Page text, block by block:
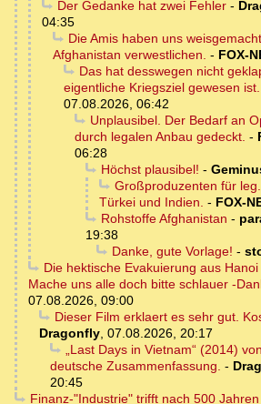
Der Gedanke hat zwei Fehler-
04:35
Die Amis haben uns
Afghanistan verwestlichen. - FOX-
Das hat desswegen nicht
eigentliche Kriegsziel gewesen ist.
07.08.2026, 06:42
Unplausibel. Der Bedarf an
durch legalen Anbau gedeckt. -
06:28
Höchst plausibel! -
Großproduzenten für
Türkei und Indien. - FOX-
Rohstoffe Afghanistan -
19:38
Danke, gute Vorlage! -
Die hektische Evakuierung aus
Mache uns alle doch bitte schlauer -
07.08.2026, 09:00
Dieser Film erklaert es sehr gut.
Dragonfly, 07.08.2026, 20:17
„Last Days in Vietnam“ (2014)
deutsche Zusammenfassung. -
20:45
Finanz-"Industrie" trifft nach 500